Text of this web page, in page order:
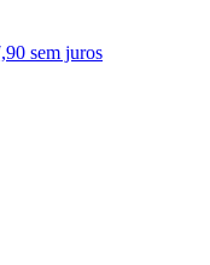
sem juros